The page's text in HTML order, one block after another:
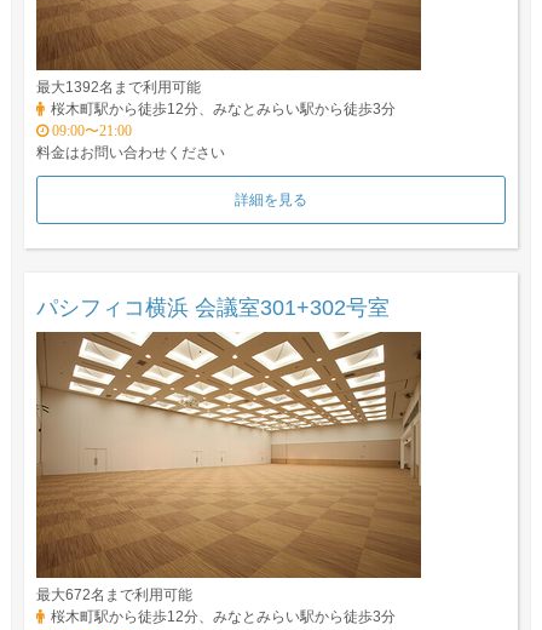
最大1392名まで利用可能
桜木町駅から徒歩12分、みなとみらい駅から徒歩3分
09:00〜21:00
料金はお問い合わせください
詳細を見る
パシフィコ横浜 会議室301+302号室
最大672名まで利用可能
桜木町駅から徒歩12分、みなとみらい駅から徒歩3分